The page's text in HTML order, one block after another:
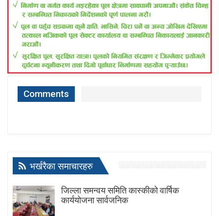
Comments
भर्खरैका समाचारहरु
जिल्ला समन्वय समिति कास्कीको वार्षिक
कार्ययोजना सार्वजनिक